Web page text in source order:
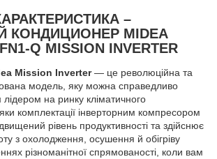
–
КОНДИЦИОНЕР MIDEA
Q MISSION INVERTER
Mission Inverter— це революційна та
модель, яку можна справедливо
на ринку кліматичного
комплектації інверторним компресором
рівень продуктивності та здійснює
з охолодження, осушення й обігріву
різноманітної спрямованості, коли вам